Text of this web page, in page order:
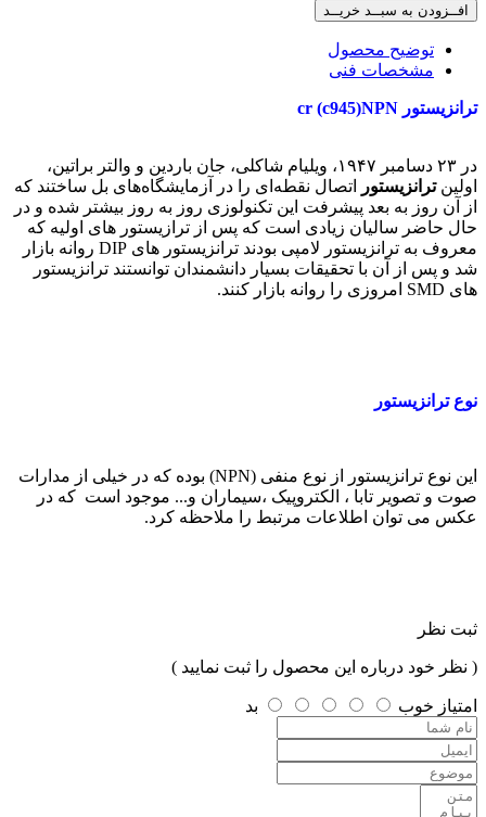
افــزودن به سبــد خریــد
توضیح محصول
مشخصات فنی
ترانزیستور cr (c945)NPN
در ۲۳ دسامبر ۱۹۴۷، ویلیام شاکلی، جان باردین و والتر براتین،
اولینترانزیستور
اتصال نقطه‌ای را در آزمایشگاه‌های بل ساختند که
از آن روز به بعد پیشرفت این تکنولوزی روز به روز بیشتر شده و در
حال حاضر سالیان زیادی است که پس از ترازیستور های اولیه که
معروف به ترانزیستور لامپی بودند ترانزیستور های DIP روانه بازار
شد و پس از آن با تحقیقات بسیار دانشمندان توانستند ترانزیستور
های SMD امروزی را روانه بازار کنند.
نوع ترانزیستور
این نوع ترانزیستور از نوع منفی (NPN) بوده که در خیلی از مدارات
صوت و تصویر تابا ، الکتروپیک ،سیماران و... موجود است که در
عکس می توان اطلاعات مرتبط را ملاحظه کرد.
ثبت نظر
( نظر خود درباره این محصول را ثبت نمایید )
امتیاز خوب بد